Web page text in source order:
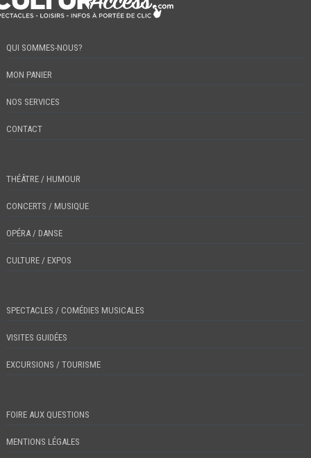
QUI SOMMES-NOUS?
MON PANIER
NOS SERVICES
CONTACT
THÉÂTRE / HUMOUR
CONCERTS / MUSIQUE
OPÉRA / DANSE
CULTURE / EXPOS
SPECTACLES / COMÉDIES MUSICALES
VISITES GUIDÉES
EXCURSIONS / TOURISME
FOIRE AUX QUESTIONS
MENTIONS LÉGALES